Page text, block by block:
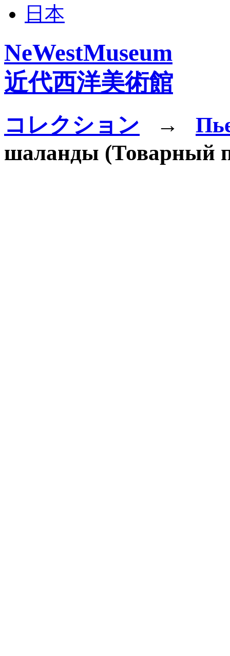
日本
NeWestMuseum
近代西洋美術館
コレクション →
шаланды (Товарный